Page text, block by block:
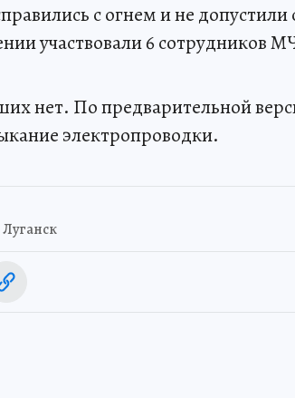
с огнем и не
участвовали 6 сотрудников
нет. По предварительной
электропроводки.